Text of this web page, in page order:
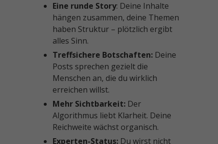
Eine runde Story: Deine Inhalte
hängen zusammen, deine Themen
haben Struktur – plötzlich ergibt
alles Sinn.
Treffsichere Botschaften: Deine
Posts sprechen gezielt die
Menschen an, die du wirklich
erreichen willst.
Mehr Sichtbarkeit: Der
Algorithmus liebt Klarheit. Deine
Reichweite wächst organisch.
Experten-Status: Du wirst nicht